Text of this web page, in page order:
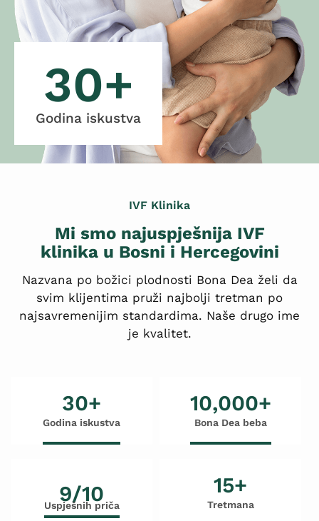
Godina iskustva
30+
IVF Klinika
Mi smo najuspješnija IVF
klinika u Bosni i Hercegovini
Nazvana po božici plodnosti Bona Dea želi da
svim klijentima pruži najbolji tretman po
najsavremenijim standardima. Naše drugo ime
je kvalitet.
Godina iskustva
30+
Bona Dea beba
10,000+
9/10
Uspješnih priča Tretmana
15+